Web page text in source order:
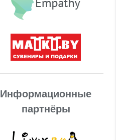
Информационные
партнёры